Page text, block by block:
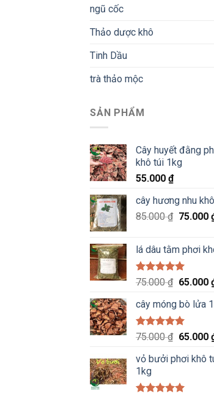
ngũ cốc
Thảo dược khô
Tinh Dầu
trà thảo mộc
SẢN PHẨM
Cây huyết đằng
khô túi 1kg
55.000 ₫
cây hương nhu khô
85.000₫ Giá
85.000
75.000
lá dâu tằm phơi
Được xếp
5.00
5 sao
75.000₫ Giá
là:
75.000 ₫.
65.000
cây móng bò lửa
Được xếp
5.00
5 sao
75.000₫ Giá
là:
65.000
vỏ bưởi phơi khô
1kg